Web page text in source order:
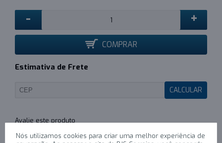
- +
COMPRAR
Estimativa de Frete
CALCULAR
/ Escreva um comentário
Nós utilizamos cookies para criar uma melhor experiência de